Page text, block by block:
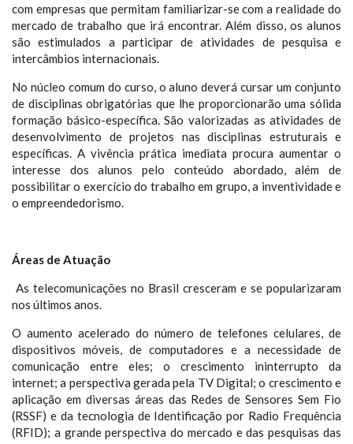
com empresas que permitam familiarizar-se com a realidade do
mercado de trabalho que irá encontrar. Além disso, os alunos
são estimulados a participar de atividades de pesquisa e
intercâmbios internacionais.
No núcleo comum do curso, o aluno deverá cursar um conjunto
de disciplinas obrigatórias que lhe proporcionarão uma sólida
formação básico-específica. São valorizadas as atividades de
desenvolvimento de projetos nas disciplinas estruturais e
específicas. A vivência prática imediata procura aumentar o
interesse dos alunos pelo conteúdo abordado, além de
possibilitar o exercício do trabalho em grupo, a inventividade e
o empreendedorismo.
Áreas de Atuação
As telecomunicações no Brasil cresceram e se popularizaram
nos últimos anos.
O aumento acelerado do número de telefones celulares, de
dispositivos móveis, de computadores e a necessidade de
comunicação entre eles; o crescimento ininterrupto da
internet; a perspectiva gerada pela TV Digital; o crescimento e
aplicação em diversas áreas das Redes de Sensores Sem Fio
(RSSF) e da tecnologia de Identificação por Radio Frequência
(RFID); a grande perspectiva do mercado e das pesquisas das